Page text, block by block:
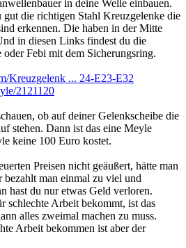
in deine Welle einbauen.
die richtigen Stahl Kreuzgelenke die
erkennen. Die haben in der Mitte
in diesen Links findest du die
Febi mit dem Sicherungsring.
Kreuzgelenk ... 24-E23-E32
2121120
ob auf deiner Gelenkscheibe die
stehen. Dann ist das eine Meyle
keine 100 Euro kostet.
Preisen nicht geäußert, hätte man
man einmal zu viel und
hast du nur etwas Geld verloren.
schlechte Arbeit bekommt, ist das
alles zweimal machen zu muss.
Arbeit bekommen ist aber der